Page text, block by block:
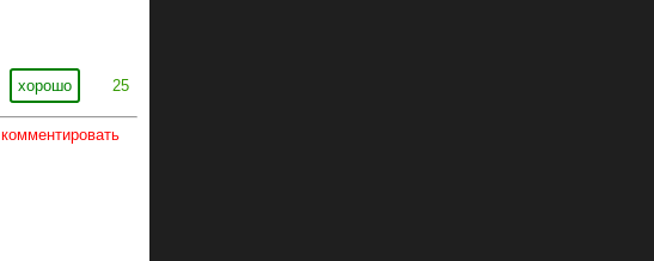
хорошо 25
комментировать